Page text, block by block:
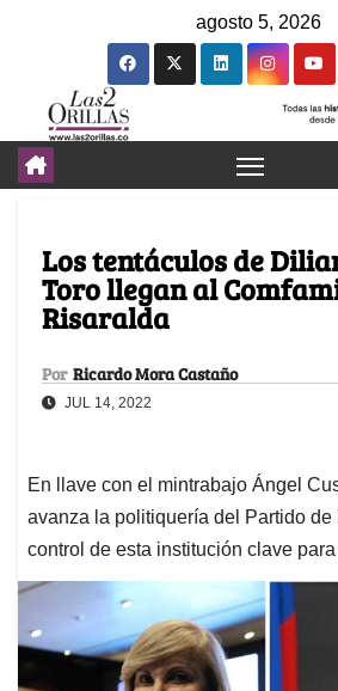
agosto 5, 2026
Los tentáculos de
Toro llegan al
Risaralda
Por Ricardo Mora Castaño
JUL 14, 2022
En llave con el mintrabajo Ángel
avanza la politiquería del Partido de
control de esta institución clave